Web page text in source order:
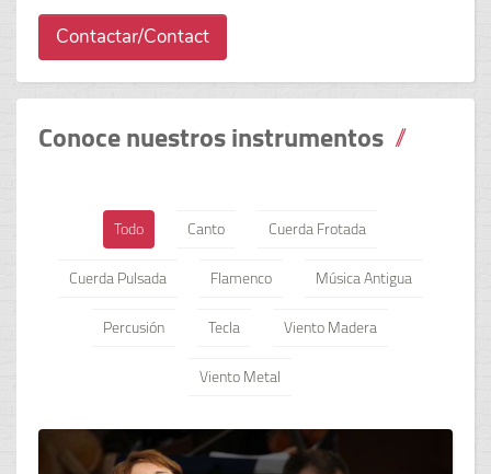
Contactar/Contact
Conoce nuestros instrumentos
Todo Canto
Cuerda Frotada
Cuerda Pulsada
Flamenco
Música Antigua
Percusión
Tecla
Viento Madera
Viento Metal